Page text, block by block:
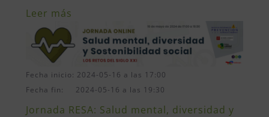
Leer más
Fecha inicio: 2024-05-16 a las 17:00
Fecha fin: 2024-05-16 a las 19:30
Jornada RESA: Salud mental, diversidad y